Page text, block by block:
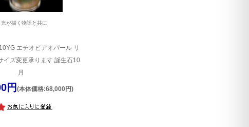
光が描く物語と共に
エチオピアオパール リ
イズ変更承ります 誕生石10
月
円 (本体価格:68,000円)